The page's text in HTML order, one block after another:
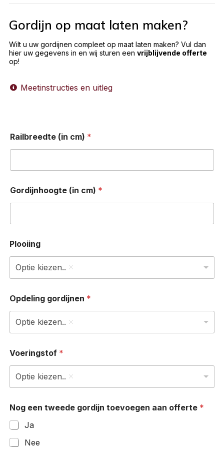
Gordijn op maat laten maken?
Wilt u uw gordijnen compleet op maat laten maken? Vul dan
hier uw gegevens in en wij sturen een vrijblijvende offerte
op!
Meetinstructies en uitleg
Railbreedte (in cm) *
Gordijnhoogte (in cm) *
Plooiing
Optie kiezen..
Opdeling gordijnen *
Optie kiezen..
Voeringstof *
Optie kiezen..
m
)
*
c
m
Nog een tweede gordijn toevoegen aan offerte *
Ja
Nee